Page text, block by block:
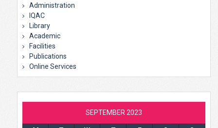
Administration
IQAC
Library
Academic
Facilities
Publications
Online Services
SEPTEMBER 2023